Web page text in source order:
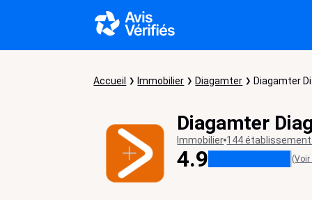
Accueil Immobilier Diagamter Diagamter
Diagamter
Immobilier 144
4.9 (Voir